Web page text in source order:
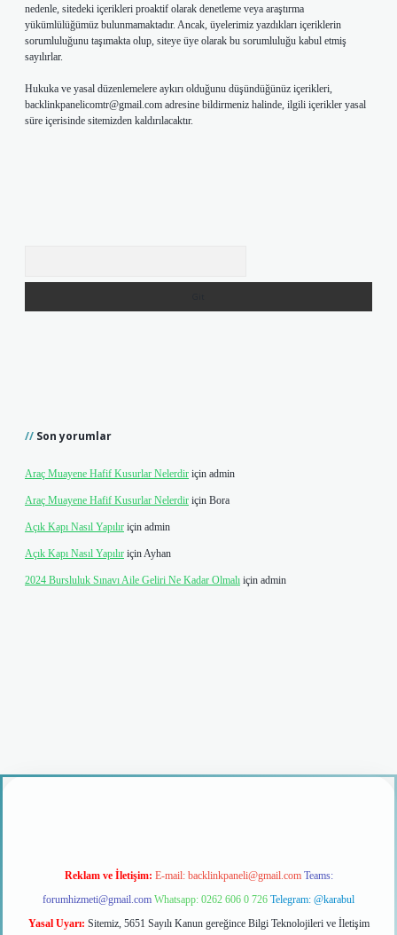
nedenle, sitedeki içerikleri proaktif olarak denetleme veya araştırma
yükümlülüğümüz bulunmamaktadır. Ancak, üyelerimiz yazdıkları içeriklerin
sorumluluğunu taşımakta olup, siteye üye olarak bu sorumluluğu kabul etmiş
sayılırlar.
Hukuka ve yasal düzenlemelere aykırı olduğunu düşündüğünüz içerikleri,
backlinkpanelicomtr@gmail.com adresine bildirmeniz halinde, ilgili içerikler yasal
süre içerisinde sitemizden kaldırılacaktır.
Son yorumlar
Araç Muayene Hafif Kusurlar Nelerdir için admin
Araç Muayene Hafif Kusurlar Nelerdir için Bora
Açık Kapı Nasıl Yapılır için admin
Açık Kapı Nasıl Yapılır içinAyhan
2024 Bursluluk Sınavı Aile Geliri Ne Kadar Olmalı için admin
Reklam ve İletişim: E-mail: backlinkpaneli@gmail.com Teams:
forumhizmeti@gmail.com Whatsapp: 0262 606 0 726 Telegram: @karabul
Yasal Uyarı: Sitemiz, 5651 Sayılı Kanun gereğince Bilgi Teknolojileri ve İletişim